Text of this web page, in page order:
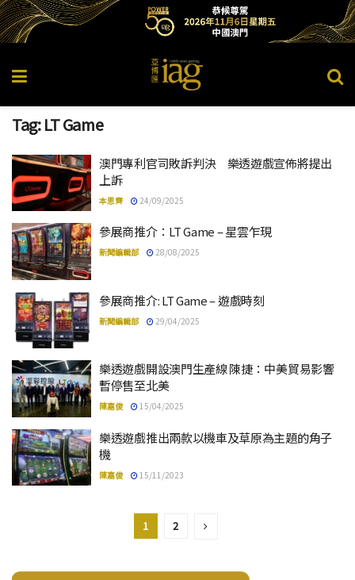
Tag:LT Game
澳門專利官司敗訴判決 樂透遊戲宣佈將提出
上訴
本思齊 24/09/2025
參展商推介：LT Game – 星雲乍現
新聞編輯部 28/08/2025
參展商推介: LT Game – 遊戲時刻
新聞編輯部 29/04/2025
樂透遊戲開設澳門生產線 陳捷：中美貿易影響
暫停售至北美
陳嘉俊 15/04/2025
樂透遊戲推出兩款以機車及草原為主題的角子
機
陳嘉俊 15/11/2023
1 2